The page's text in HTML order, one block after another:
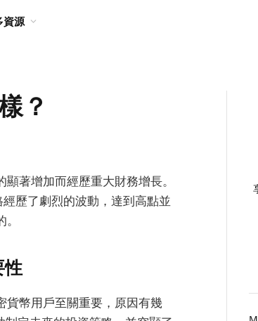
資源
？
著增加而經歷重大財務增長。
歷了劇烈的波動，達到高點並
性
貨幣用戶至關重要，原因有幾